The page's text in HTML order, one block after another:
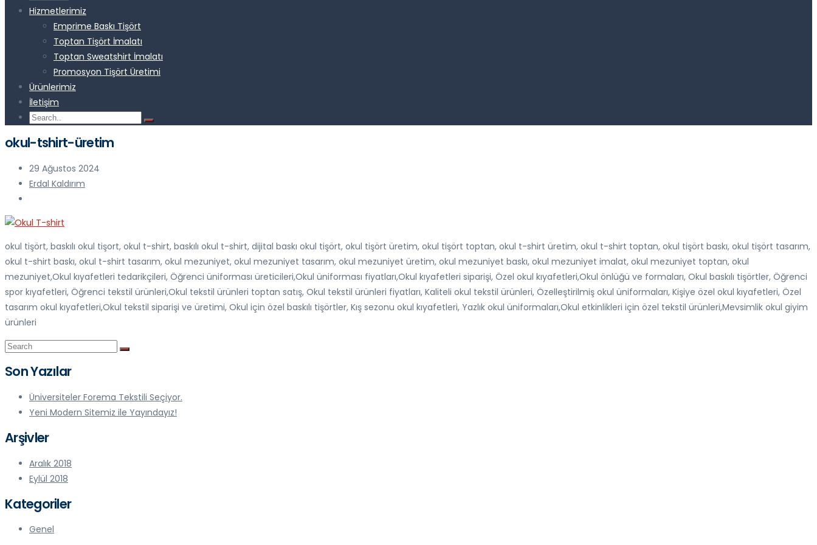
Hizmetlerimiz
Emprime Baskı Tişört
Toptan Tişört İmalatı
Toptan Sweatshirt İmalatı
Promosyon Tişört Üretimi
Ürünlerimiz
İletişim
okul-tshirt-üretim
29 Ağustos 2024
Erdal Kaldırım
okul tişört, baskılı okul tişort, okul t-shirt, baskılı okul t-shirt, dijital baskı okul tişört, okul tişört üretim, okul tişört toptan, okul t-shirt üretim, okul t-shirt toptan, okul tişört baskı, okul tişört tasarım,
okul t-shirt baskı, okul t-shirt tasarım, okul mezuniyet, okul mezuniyet tasarım, okul mezuniyet üretim, okul mezuniyet baskı, okul mezuniyet imalat, okul mezuniyet toptan, okul
mezuniyet,Okul kıyafetleri tedarikçileri, Öğrenci üniforması üreticileri,Okul üniforması fiyatları,Okul kıyafetleri siparişi, Özel okul kıyafetleri,Okul önlüğü ve formaları, Okul baskılı tişörtler, Öğrenci
spor kıyafetleri, Öğrenci tekstil ürünleri,Okul tekstil ürünleri toptan satış, Okul tekstil ürünleri fiyatları, Kaliteli okul tekstil ürünleri, Özelleştirilmiş okul üniformaları, Kişiye özel okul kıyafetleri, Özel
tasarım okul kıyafetleri,Okul tekstil siparişi ve üretimi, Okul için özel baskılı tişörtler, Kış sezonu okul kıyafetleri, Yazlık okul üniformaları,Okul etkinlikleri için özel tekstil ürünleri,Mevsimlik okul giyim
ürünleri
Son Yazılar
Üniversiteler Forema Tekstili Seçiyor.
Yeni Modern Sitemiz ile Yayındayız!
Arşivler
Aralık 2018
Eylül 2018
Kategoriler
Genel